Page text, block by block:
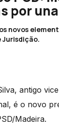
por
novos
Jurisdição.
antigo
é o novo
Madeira.